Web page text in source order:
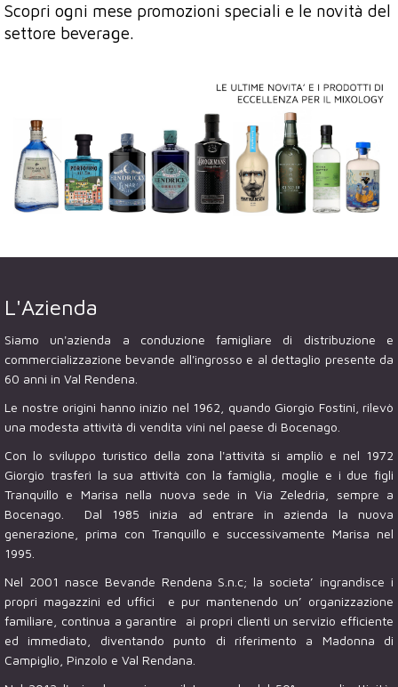
Scopri ogni mese promozioni speciali e le novità del
settore beverage.
L'Azienda
Siamo un'azienda a conduzione famigliare di distribuzione e
commercializzazione bevande all'ingrosso e al dettaglio presente da
60 anni in Val Rendena.
Le nostre origini hanno inizio nel 1962, quando Giorgio Fostini, rilevò
una modesta attività di vendita vini nel paese di Bocenago.
Con lo sviluppo turistico della zona l'attività si ampliò e nel 1972
Giorgio trasferì la sua attività con la famiglia, moglie e i due figli
Tranquillo e Marisa nella nuova sede in Via Zeledria, sempre a
Bocenago. Dal 1985 inizia ad entrare in azienda la nuova
generazione, prima con Tranquillo e successivamente Marisa nel
1995.
Nel 2001 nasce Bevande Rendena S.n.c; la societa’ ingrandisce i
propri magazzini ed uffici e pur mantenendo un’ organizzazione
familiare, continua a garantire ai propri clienti un servizio efficiente
ed immediato, diventando punto di riferimento a Madonna di
Campiglio, Pinzolo e Val Rendana.